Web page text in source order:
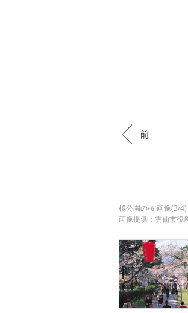
橘公園の桜 画像(3/4)
画像提供：雲仙市役
前